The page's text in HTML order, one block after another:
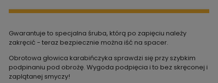
Gwarantuje to specjalna śruba, którą po zapięciu należy
zakręcić - teraz bezpiecznie można iść na spacer.
Obrotowa głowica karabińczyka sprawdzi się przy szybkim
podpinaniu pod obrożę. Wygoda podpięcia i to bez skręconej i
zaplątanej smyczy!